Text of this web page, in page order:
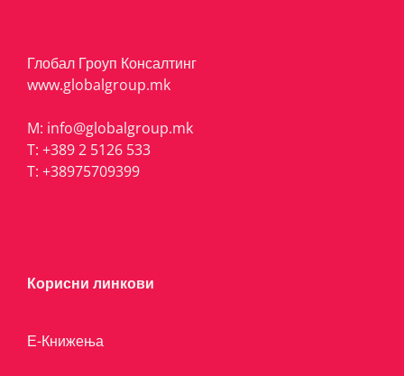
Глобал Гроуп Консалтинг
www.globalgroup.mk
M: info@globalgroup.mk
T: +389 2 5126 533
T: +38975709399
Корисни линкови
Е-Книжења